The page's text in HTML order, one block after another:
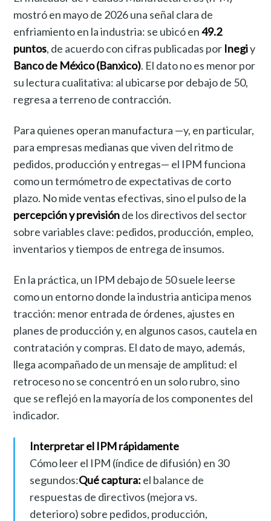
mostró en mayo de 2026 una señal clara de
enfriamiento en la industria: se ubicó en49.2
puntos, de acuerdo con cifras publicadas por Inegiy
Banco de México (Banxico). El dato no es menor por
su lectura cualitativa: al ubicarse por debajo de 50,
regresa a terreno de contracción.
Para quienes operan manufactura —y, en particular,
para empresas medianas que viven del ritmo de
pedidos, producción y entregas— el IPM funciona
como un termómetro de expectativas de corto
plazo. No mide ventas efectivas, sino el pulso de la
percepción y previsiónde los directivos del sector
sobre variables clave: pedidos, producción, empleo,
inventarios y tiempos de entrega de insumos.
En la práctica, un IPM debajo de 50 suele leerse
como un entorno donde la industria anticipa menos
tracción: menor entrada de órdenes, ajustes en
planes de producción y, en algunos casos, cautela en
contratación y compras. El dato de mayo, además,
llega acompañado de un mensaje de amplitud: el
retroceso no se concentró en un solo rubro, sino
que se reflejó en la mayoría de los componentes del
indicador.
Interpretar el IPM rápidamente
Cómo leer el IPM (índice de difusión) en 30
segundos:Qué captura: el balance de
respuestas de directivos (mejora vs.
deterioro) sobre pedidos, producción,